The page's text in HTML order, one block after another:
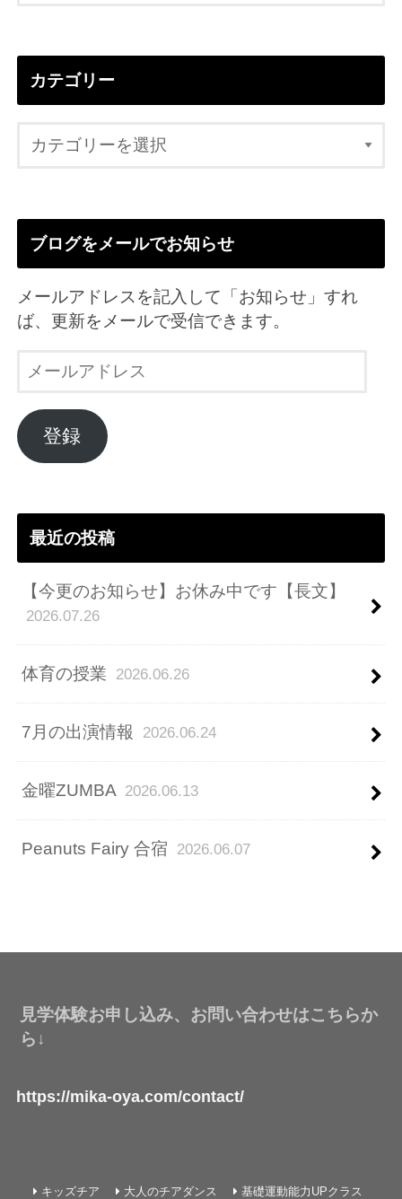
カテゴリー
ブログをメールでお知らせ
メールアドレスを記入して「お知らせ」すれ
ば、更新をメールで受信できます。
ル
ア
ド
登録
最近の投稿
【今更のお知らせ】お休み中です【長文】
2026.07.26
体育の授業 2026.06.26
7月の出演情報 2026.06.24
金曜ZUMBA 2026.06.13
Peanuts Fairy 合宿 2026.06.07
見学体験お申し込み、お問い合わせはこちらか
ら↓
https://mika-oya.com/contact/
キッズチア 大人のチアダンス 基礎運動能力UPクラス